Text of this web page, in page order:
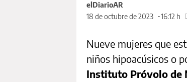
elDiarioAR
18 de octubre de 2023
16:12 h
Nueve mujeres que
niños hipoacúsicos o
Instituto Próvolo de